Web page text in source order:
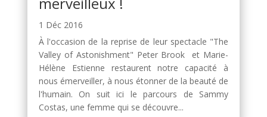
1 Déc 2016
À l'occasion de la reprise de leur spectacle "The
Valley of Astonishment" Peter Brook et Marie-
Hélène Estienne restaurent notre capacité à
nous émerveiller, à nous étonner de la beauté de
l'humain. On suit ici le parcours de Sammy
Costas, une femme qui se découvre...